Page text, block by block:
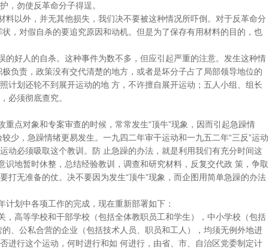
，勿使反革命分子得逞。
以外，并无其他损失，我们决不要被这种情况所吓倒。对于反革命分
，对假自杀的要追究原因和动机。但是为了保存有用材料的目的，也
好人的自杀。这种事件为数不多，但应引起严重的注意。发生这种情
负责，政策没有交代清楚的地方，或者是坏分子占了局部领导地位的
计划还轮不到展开运动的地 方，不许擅自展开运动；五人小组、组长
必须彻底查究。
点对象和专案审查的时候，常常发生“顶牛”现象，因而引起急躁情
少，急躁情绪更易发生。一九四二年审干运动和一九五二年“三反”运动
动必须吸取这个教训。防 止急躁的办法，就是利用我们有充分时间这
识地暂时休整，总结经验教训，调查和研究材料，反复交代政 策，争取
打无准备的仗。决不要因为发生“顶牛”现象，而企图用简单急躁的办法
划中各项工作的完成，现在重新部署如下：
高等学校和干部学校（包括全体教职员工和学生），中小学校（包括
、公私合营的企业（包括技术人员、职员和工人），均须无例外地进
进行这个运动，何时进行和如 何进行，由省、市、自治区党委制定计